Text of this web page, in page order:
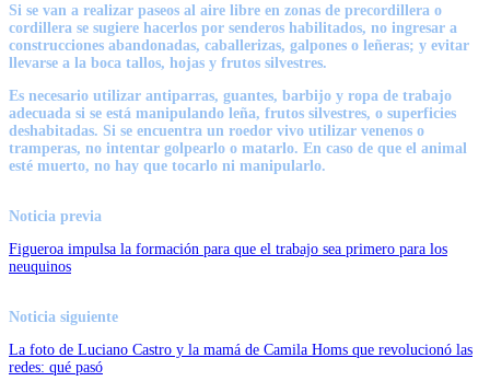
Si se van a realizar paseos al aire libre en zonas de precordillera o
cordillera se sugiere hacerlos por senderos habilitados, no ingresar a
construcciones abandonadas, caballerizas, galpones o leñeras; y evitar
llevarse a la boca tallos, hojas y frutos silvestres.
Es necesario utilizar antiparras, guantes, barbijo y ropa de trabajo
adecuada si se está manipulando leña, frutos silvestres, o superficies
deshabitadas. Si se encuentra un roedor vivo utilizar venenos o
tramperas, no intentar golpearlo o matarlo. En caso de que el animal
esté muerto, no hay que tocarlo ni manipularlo.
Noticia previa
Figueroa impulsa la formación para que el trabajo sea primero para los
neuquinos
Noticia siguiente
La foto de Luciano Castro y la mamá de Camila Homs que revolucionó las
redes: qué pasó